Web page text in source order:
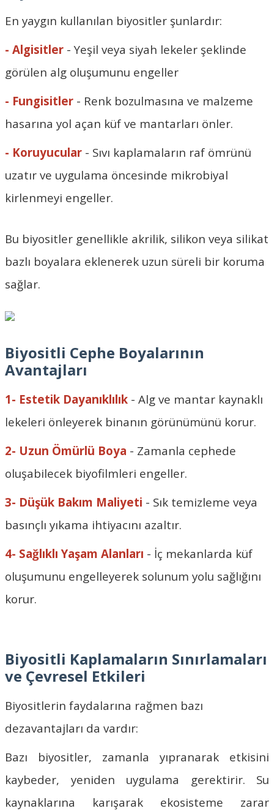
En yaygın kullanılan biyositler şunlardır:
- Algisitler - Yeşil veya siyah lekeler şeklinde
görülen alg oluşumunu engeller
- Fungisitler - Renk bozulmasına ve malzeme
hasarına yol açan küf ve mantarları önler.
- Koruyucular - Sıvı kaplamaların raf ömrünü
uzatır ve uygulama öncesinde mikrobiyal
kirlenmeyi engeller.
Bu biyositler genellikle akrilik, silikon veya silikat
bazlı boyalara eklenerek uzun süreli bir koruma
sağlar.
Biyositli Cephe Boyalarının
Avantajları
1- Estetik Dayanıklılık - Alg ve mantar kaynaklı
lekeleri önleyerek binanın görünümünü korur.
2- Uzun Ömürlü Boya - Zamanla cephede
oluşabilecek biyofilmleri engeller.
3- Düşük Bakım Maliyeti - Sık temizleme veya
basınçlı yıkama ihtiyacını azaltır.
4- Sağlıklı Yaşam Alanları - İç mekanlarda küf
oluşumunu engelleyerek solunum yolu sağlığını
korur.
Biyositli Kaplamaların Sınırlamaları
ve Çevresel Etkileri
Biyositlerin faydalarına rağmen bazı
dezavantajları da vardır:
Bazı biyositler, zamanla yıpranarak etkisini
kaybeder, yeniden uygulama gerektirir. Su
kaynaklarına karışarak ekosisteme zarar